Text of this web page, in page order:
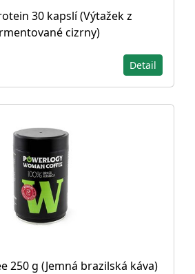
30 kapslí (Výtažek z
cizrny)
Detail
250 g (Jemná brazilská káva)